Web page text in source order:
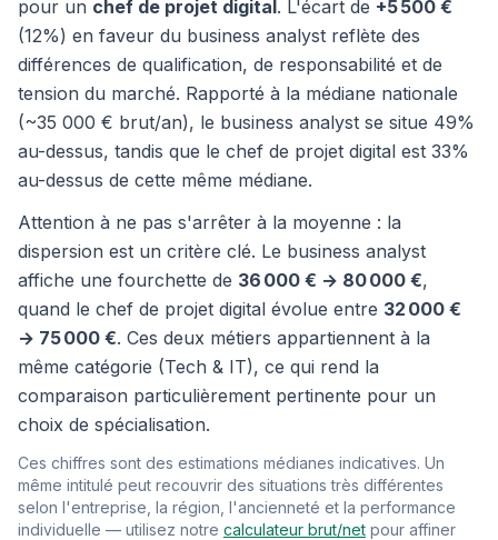
pour un chef de projet digital. L'écart de +5 500 €
(12%) en faveur du business analyst reflète des
différences de qualification, de responsabilité et de
tension du marché. Rapporté à la médiane nationale
(~35 000 € brut/an), le business analyst se situe 49%
au-dessus, tandis que le chef de projet digital est 33%
au-dessus de cette même médiane.
Attention à ne pas s'arrêter à la moyenne : la
dispersion est un critère clé. Le business analyst
affiche une fourchette de 36 000 € → 80 000 €,
quand le chef de projet digital évolue entre 32 000 €
→ 75 000 €. Ces deux métiers appartiennent à la
même catégorie (Tech & IT), ce qui rend la
comparaison particulièrement pertinente pour un
choix de spécialisation.
Ces chiffres sont des estimations médianes indicatives. Un
même intitulé peut recouvrir des situations très différentes
selon l'entreprise, la région, l'ancienneté et la performance
individuelle — utilisez notre calculateur brut/net pour affiner